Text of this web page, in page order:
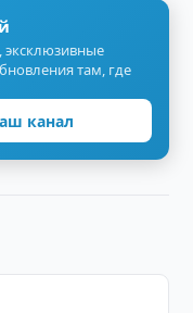
эксклюзивные
там, где
канал